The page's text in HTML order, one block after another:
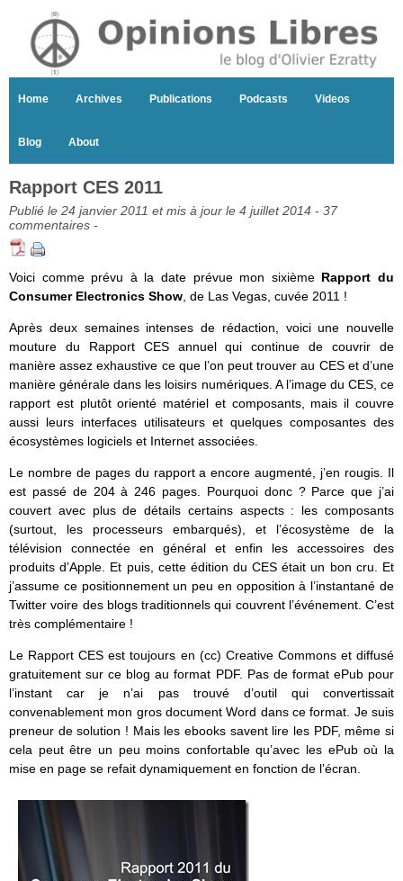
Home Archives Publications Podcasts Videos
Blog About
Rapport CES 2011
Publié le 24 janvier 2011 et mis à jour le 4 juillet 2014 - 37
commentaires -
Voici comme prévu à la date prévue mon sixième Rapport du
Consumer Electronics Show , de Las Vegas, cuvée 2011 !
Après deux semaines intenses de rédaction, voici une nouvelle
mouture du Rapport CES annuel qui continue de couvrir de
manière assez exhaustive ce que l’on peut trouver au CES et d’une
manière générale dans les loisirs numériques. A l’image du CES, ce
rapport est plutôt orienté matériel et composants, mais il couvre
aussi leurs interfaces utilisateurs et quelques composantes des
écosystèmes logiciels et Internet associées.
Le nombre de pages du rapport a encore augmenté, j’en rougis. Il
est passé de 204 à 246 pages. Pourquoi donc ? Parce que j’ai
couvert avec plus de détails certains aspects : les composants
(surtout, les processeurs embarqués), et l’écosystème de la
télévision connectée en général et enfin les accessoires des
produits d’Apple. Et puis, cette édition du CES était un bon cru. Et
j’assume ce positionnement un peu en opposition à l’instantané de
Twitter voire des blogs traditionnels qui couvrent l’événement. C’est
très complémentaire !
Le Rapport CES est toujours en (cc) Creative Commons et diffusé
gratuitement sur ce blog au format PDF. Pas de format ePub pour
l’instant car je n’ai pas trouvé d’outil qui convertissait
convenablement mon gros document Word dans ce format. Je suis
preneur de solution ! Mais les ebooks savent lire les PDF, même si
cela peut être un peu moins confortable qu’avec les ePub où la
mise en page se refait dynamiquement en fonction de l’écran.